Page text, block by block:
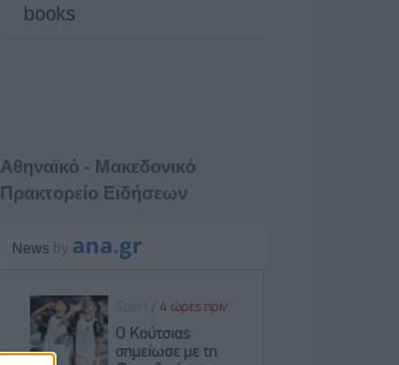
books
Αθηναϊκό - Μακεδονικό
Πρακτορείο Ειδήσεων